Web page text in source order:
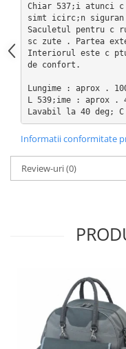
Chiar 537;i atunci
simt icirc;n
Saculetul pentru c
sc zute . Partea
Interiorul este c
de confort.
Lungime : aprox .
L 539;ime : aprox .
Lavabil la 40 deg;
Informatii conformitate
Review-uri(0)